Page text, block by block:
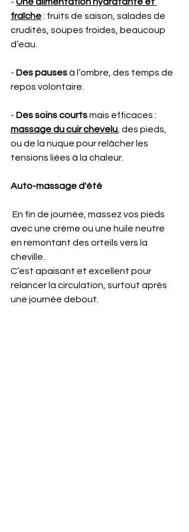
fraîche : fruits de saison, salades de
crudités, soupes froides, beaucoup
d’eau.
- Des pauses à l’ombre, des temps de
repos volontaire.
- Des soins courts mais efficaces :
massage du cuir chevelu , des pieds,
ou de la nuque pour relâcher les
tensions liées à la chaleur.
Auto-massage d'été
En fin de journée, massez vos pieds
avec une crème ou une huile neutre
en remontant des orteils vers la
cheville.
C’est apaisant et excellent pour
relancer la circulation, surtout après
une journée debout.